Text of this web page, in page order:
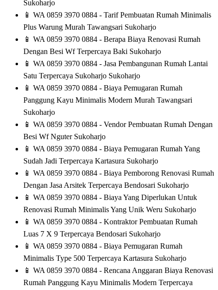
Sukoharjo
📱 WA 0859 3970 0884 - Tarif Pembuatan Rumah Minimalis
Plus Warung Murah Tawangsari Sukoharjo
📱 WA 0859 3970 0884 - Berapa Biaya Renovasi Rumah
Dengan Besi Wf Terpercaya Baki Sukoharjo
📱 WA 0859 3970 0884 - Jasa Pembangunan Rumah Lantai
Satu Terpercaya Sukoharjo Sukoharjo
📱 WA 0859 3970 0884 - Biaya Pemugaran Rumah
Panggung Kayu Minimalis Modern Murah Tawangsari
Sukoharjo
📱 WA 0859 3970 0884 - Vendor Pembuatan Rumah Dengan
Besi Wf Nguter Sukoharjo
📱 WA 0859 3970 0884 - Biaya Pemugaran Rumah Yang
Sudah Jadi Terpercaya Kartasura Sukoharjo
📱 WA 0859 3970 0884 - Biaya Pemborong Renovasi Rumah
Dengan Jasa Arsitek Terpercaya Bendosari Sukoharjo
📱 WA 0859 3970 0884 - Biaya Yang Diperlukan Untuk
Renovasi Rumah Minimalis Yang Unik Weru Sukoharjo
📱 WA 0859 3970 0884 - Kontraktor Pembuatan Rumah
Luas 7 X 9 Terpercaya Bendosari Sukoharjo
📱 WA 0859 3970 0884 - Biaya Pemugaran Rumah
Minimalis Type 500 Terpercaya Kartasura Sukoharjo
📱 WA 0859 3970 0884 - Rencana Anggaran Biaya Renovasi
Rumah Panggung Kayu Minimalis Modern Terpercaya